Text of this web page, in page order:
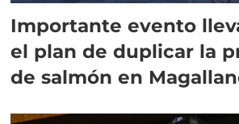
Importante evento
el plan de duplicar la
de salmón en